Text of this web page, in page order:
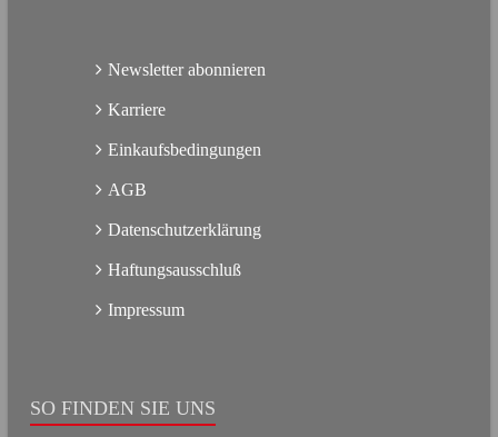
Newsletter abonnieren
Karriere
Einkaufsbedingungen
AGB
Datenschutzerklärung
Haftungsausschluß
Impressum
SO FINDEN SIE UNS